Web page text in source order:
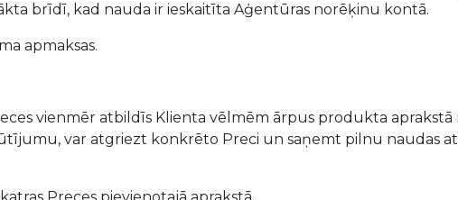
brīdī, kad nauda ir ieskaitīta Aģentūras norēķinu kontā.
apmaksas.
vienmēr atbildīs Klienta vēlmēm ārpus produkta aprakstā
var atgriezt konkrēto Preci un saņemt pilnu naudas